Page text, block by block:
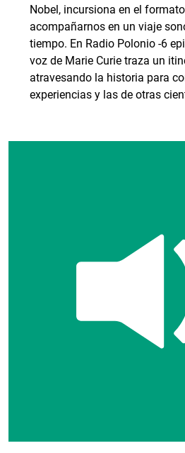
Nobel, incursiona en el
acompañarnos en un viaje
tiempo. En Radio Polonio -6
voz de Marie Curie traza un
atravesando la historia para
experiencias y las de otras